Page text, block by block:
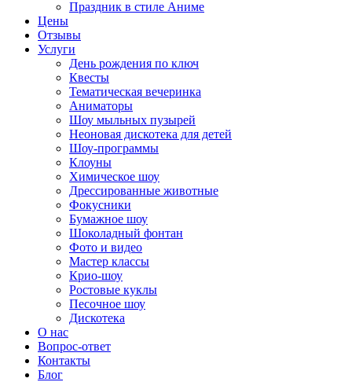
Праздник в стиле Аниме
Цены
Отзывы
Услуги
День рождения по ключ
Квесты
Тематическая вечеринка
Аниматоры
Шоу мыльных пузырей
Неоновая дискотека для детей
Шоу-программы
Клоуны
Химическое шоу
Дрессированные животные
Фокусники
Бумажное шоу
Шоколадный фонтан
Фото и видео
Мастер классы
Крио-шоу
Ростовые куклы
Песочное шоу
Дискотека
О нас
Вопрос-ответ
Контакты
Блог